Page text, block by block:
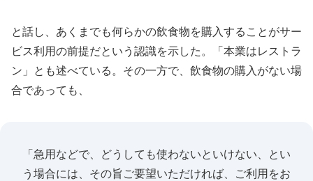
と話し、あくまでも何らかの飲食物を購入することがサー
ビス利用の前提だという認識を示した。「本業はレストラ
ン」とも述べている。その一方で、飲食物の購入がない場
合であっても、
「急用などで、どうしても使わないといけない、とい
う場合には、その旨ご要望いただければ、ご利用をお